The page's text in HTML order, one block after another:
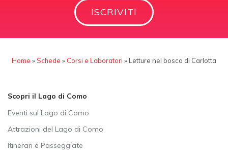
ISCRIVITI
Home »Schede » Corsi e Laboratori » Letture nel bosco di Carlotta
Scopri il Lago di Como
Eventi sul Lago di Como
Attrazioni del Lago di Como
Itinerari e Passeggiate